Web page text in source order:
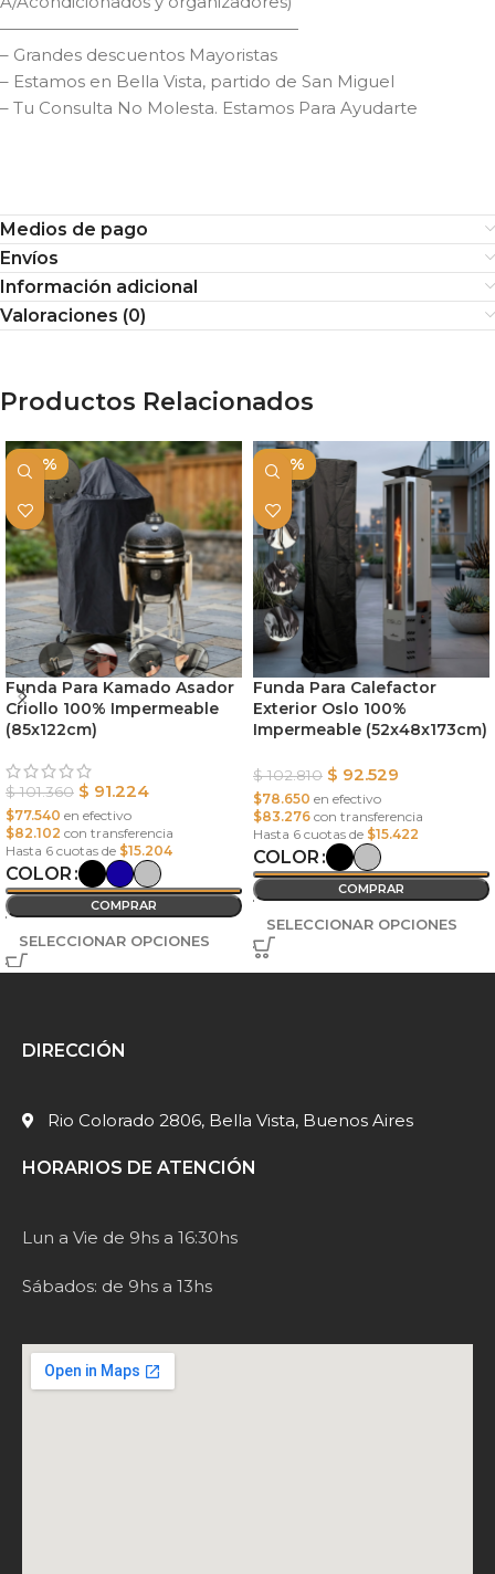
——————————————————
– Grandes descuentos Mayoristas
– Estamos en Bella Vista, partido de San Miguel
– Tu Consulta No Molesta. Estamos Para Ayudarte
Medios de pago
Envíos
Información adicional
Valoraciones (0)
Productos Relacionados
-10%
Funda Para Kamado Asador
Criollo 100% Impermeable
(85x122cm)
$101.360 $ 91.224
$77.540 en efectivo
$82.102 con transferencia
Hasta 6 cuotas de $15.204
COLOR
COMPRAR
SELECCIONAR OPCIONES
-10%
Funda Para Calefactor
Exterior Oslo 100%
Impermeable (52x48x173cm)
$102.810 $ 92.529
$78.650 en efectivo
$83.276 con transferencia
Hasta 6 cuotas de $15.422
COLOR
COMPRAR
SELECCIONAR OPCIONES
DIRECCIÓN
Rio Colorado 2806, Bella Vista, Buenos Aires
HORARIOS DE ATENCIÓN
Lun a Vie de 9hs a 16:30hs
Sábados: de 9hs a 13hs